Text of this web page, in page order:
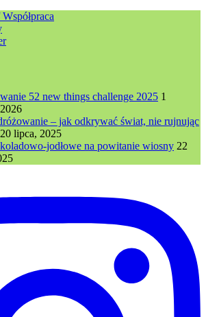
52 new things challenge 2025 1
– jak odkrywać świat, nie rujnując
20 lipca, 2025
jodłowe na powitanie wiosny 22